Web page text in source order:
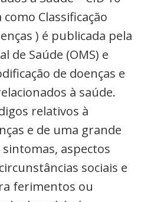
Classificação
) é publicada pela
de Saúde (OMS) e
de doenças e
à saúde.
relativos à
e de uma grande
aspectos
sociais e
ferimentos ou